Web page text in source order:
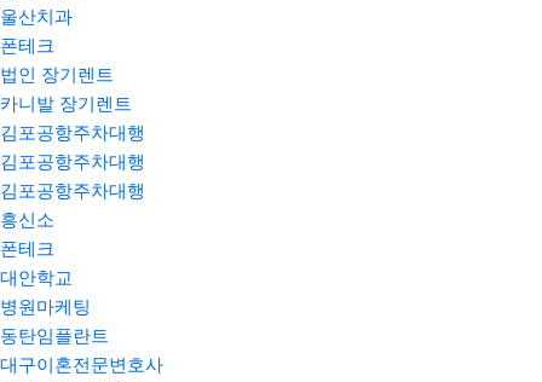
울산치과
폰테크
법인 장기렌트
카니발 장기렌트
김포공항주차대행
김포공항주차대행
김포공항주차대행
흥신소
폰테크
대안학교
병원마케팅
동탄임플란트
대구이혼전문변호사